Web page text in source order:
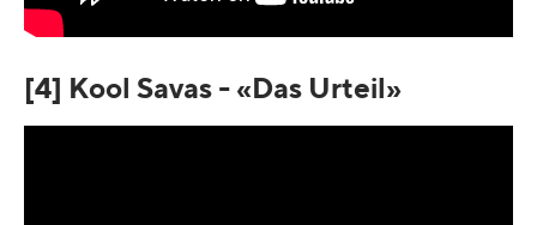
[4] Kool Savas - «Das Urteil»